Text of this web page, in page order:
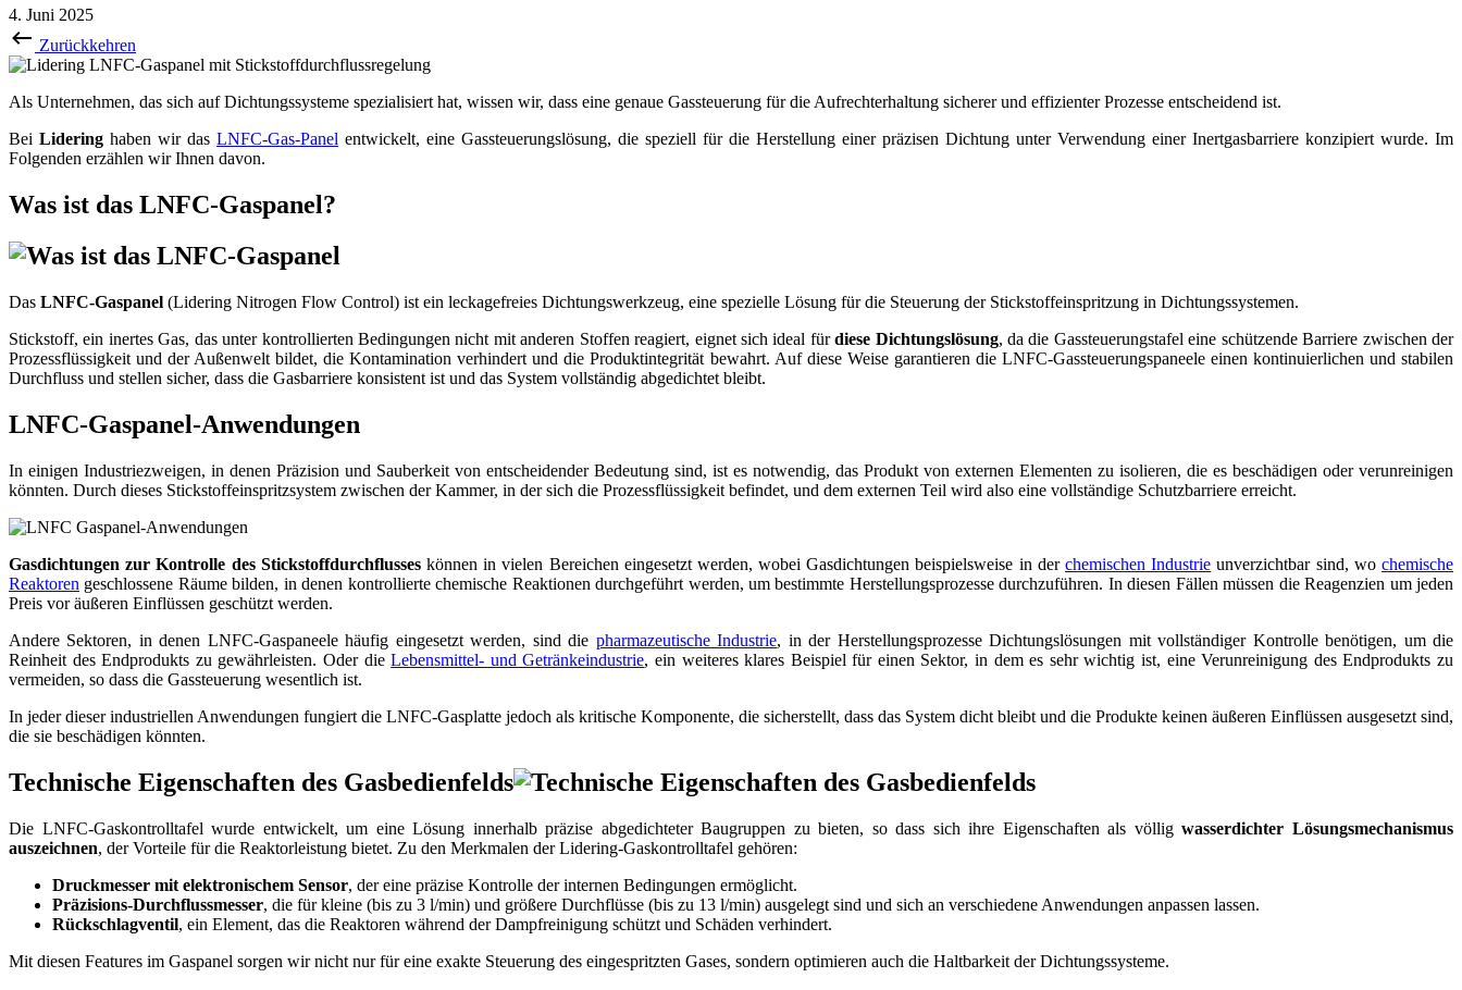
4. Juni 2025
Zurückkehren
Als Unternehmen, das sich auf Dichtungssysteme spezialisiert hat, wissen wir, dass eine genaue Gassteuerung für die Aufrechterhaltung sicherer und effizienter Prozesse entscheidend ist.
Bei Lidering haben wir das LNFC-Gas-Panel entwickelt, eine Gassteuerungslösung, die speziell für die Herstellung einer präzisen Dichtung unter Verwendung einer Inertgasbarriere konzipiert wurde. Im
Folgenden erzählen wir Ihnen davon.
Was ist das LNFC-Gaspanel?
Das LNFC-Gaspanel (Lidering Nitrogen Flow Control) ist ein leckagefreies Dichtungswerkzeug, eine spezielle Lösung für die Steuerung der Stickstoffeinspritzung in Dichtungssystemen.
Stickstoff, ein inertes Gas, das unter kontrollierten Bedingungen nicht mit anderen Stoffen reagiert, eignet sich ideal fürdiese Dichtungslösung, da die Gassteuerungstafel eine schützende Barriere zwischen der
Prozessflüssigkeit und der Außenwelt bildet, die Kontamination verhindert und die Produktintegrität bewahrt. Auf diese Weise garantieren die LNFC-Gassteuerungspaneele einen kontinuierlichen und stabilen
Durchfluss und stellen sicher, dass die Gasbarriere konsistent ist und das System vollständig abgedichtet bleibt.
LNFC-Gaspanel-Anwendungen
In einigen Industriezweigen, in denen Präzision und Sauberkeit von entscheidender Bedeutung sind, ist es notwendig, das Produkt von externen Elementen zu isolieren, die es beschädigen oder verunreinigen
könnten. Durch dieses Stickstoffeinspritzsystem zwischen der Kammer, in der sich die Prozessflüssigkeit befindet, und dem externen Teil wird also eine vollständige Schutzbarriere erreicht.
Gasdichtungen zur Kontrolle des Stickstoffdurchflusseskönnen in vielen Bereichen eingesetzt werden, wobei Gasdichtungen beispielsweise in derchemischen Industrie unverzichtbar sind, wochemische
Reaktoren geschlossene Räume bilden, in denen kontrollierte chemische Reaktionen durchgeführt werden, um bestimmte Herstellungsprozesse durchzuführen. In diesen Fällen müssen die Reagenzien um jeden
Preis vor äußeren Einflüssen geschützt werden.
Andere Sektoren, in denen LNFC-Gaspaneele häufig eingesetzt werden, sind die pharmazeutische Industrie, in der Herstellungsprozesse Dichtungslösungen mit vollständiger Kontrolle benötigen, um die
Reinheit des Endprodukts zu gewährleisten. Oder dieLebensmittel- und Getränkeindustrie, ein weiteres klares Beispiel für einen Sektor, in dem es sehr wichtig ist, eine Verunreinigung des Endprodukts zu
vermeiden, so dass die Gassteuerung wesentlich ist.
In jeder dieser industriellen Anwendungen fungiert die LNFC-Gasplatte jedoch als kritische Komponente, die sicherstellt, dass das System dicht bleibt und die Produkte keinen äußeren Einflüssen ausgesetzt sind,
die sie beschädigen könnten.
Technische Eigenschaften des Gasbedienfelds
Die LNFC-Gaskontrolltafel wurde entwickelt, um eine Lösung innerhalb präzise abgedichteter Baugruppen zu bieten, so dass sich ihre Eigenschaften als völligwasserdichter Lösungsmechanismus
auszeichnen, der Vorteile für die Reaktorleistung bietet. Zu den Merkmalen der Lidering-Gaskontrolltafel gehören:
Druckmesser mit elektronischem Sensor, der eine präzise Kontrolle der internen Bedingungen ermöglicht.
Präzisions-Durchflussmesser, die für kleine (bis zu 3 l/min) und größere Durchflüsse (bis zu 13 l/min) ausgelegt sind und sich an verschiedene Anwendungen anpassen lassen.
Rückschlagventil, ein Element, das die Reaktoren während der Dampfreinigung schützt und Schäden verhindert.
Mit diesen Features im Gaspanel sorgen wir nicht nur für eine exakte Steuerung des eingespritzten Gases, sondern optimieren auch die Haltbarkeit der Dichtungssysteme.